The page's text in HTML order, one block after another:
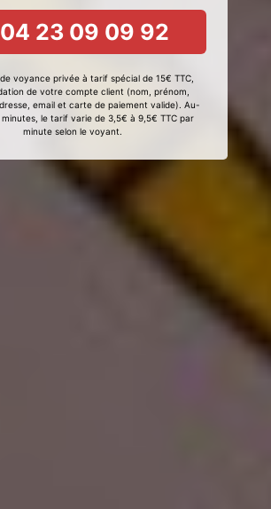
23 09 09 92
voyance privée à tarif spécial de 15€ TTC,
de votre compte client (nom, prénom,
email et carte de paiement valide). Au-
minutes, le tarif varie de 3,5€ à 9,5€ TTC par
minute selon le voyant.